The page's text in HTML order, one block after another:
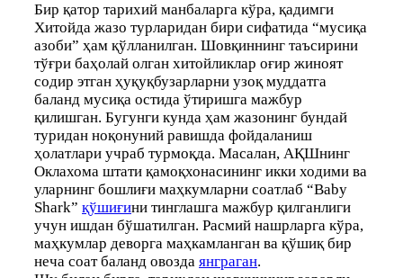
Бир қатор тарихий манбаларга кўра, қадимги
Хитойда жазо турларидан бири сифатида “мусиқа
азоби” ҳам қўлланилган. Шовқиннинг таъсирини
тўғри баҳолай олган хитойликлар оғир жиноят
содир этган ҳуқуқбузарларни узоқ муддатга
баланд мусиқа остида ўтиришга мажбур
қилишган. Бугунги кунда ҳам жазонинг бундай
туридан ноқонуний равишда фойдаланиш
ҳолатлари учраб турмоқда. Масалан, АҚШнинг
Оклахома штати қамоқхонасининг икки ходими ва
уларнинг бошлиғи маҳкумларни соатлаб “Baby
Shark” қўшиғини тинглашга мажбур қилганлиги
учун ишдан бўшатилган. Расмий нашрларга кўра,
маҳкумлар деворга маҳкамланган ва қўшиқ бир
неча соат баланд овозда янграган.